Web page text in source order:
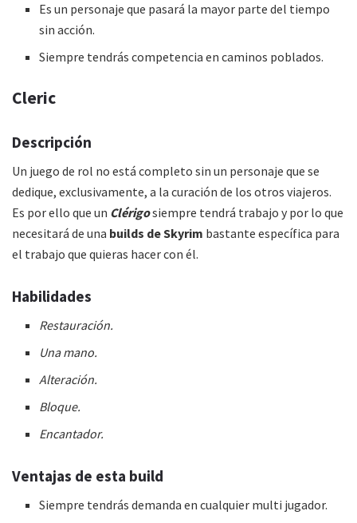
Es un personaje que pasará la mayor parte del tiempo
sin acción.
Siempre tendrás competencia en caminos poblados.
Cleric
Descripción
Un juego de rol no está completo sin un personaje que se
dedique, exclusivamente, a la curación de los otros viajeros.
Es por ello que un Clérigosiempre tendrá trabajo y por lo que
necesitará de una builds de Skyrim bastante específica para
el trabajo que quieras hacer con él.
Habilidades
Restauración.
Una mano.
Alteración.
Bloque.
Encantador.
Ventajas de esta build
Siempre tendrás demanda en cualquier multi jugador.